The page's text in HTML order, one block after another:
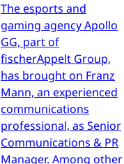
The esports and
gaming agency Apollo
GG, part of
fischerAppelt Group,
has brought on Franz
Mann, an experienced
communications
professional, as Senior
Communications & PR
Manager. Among other